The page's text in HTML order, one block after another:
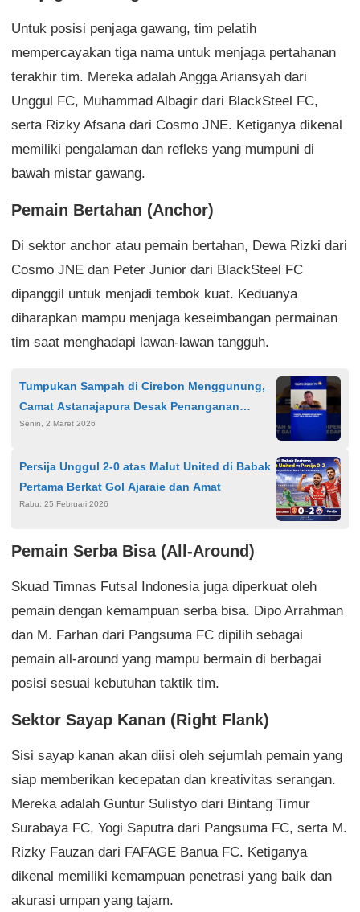
Untuk posisi penjaga gawang, tim pelatih
mempercayakan tiga nama untuk menjaga pertahanan
terakhir tim. Mereka adalah Angga Ariansyah dari
Unggul FC, Muhammad Albagir dari BlackSteel FC,
serta Rizky Afsana dari Cosmo JNE. Ketiganya dikenal
memiliki pengalaman dan refleks yang mumpuni di
bawah mistar gawang.
Pemain Bertahan (Anchor)
Di sektor anchor atau pemain bertahan, Dewa Rizki dari
Cosmo JNE dan Peter Junior dari BlackSteel FC
dipanggil untuk menjadi tembok kuat. Keduanya
diharapkan mampu menjaga keseimbangan permainan
tim saat menghadapi lawan-lawan tangguh.
Tumpukan Sampah di Cirebon Menggunung,
Camat Astanajapura Desak Penanganan
Serius
Senin, 2 Maret 2026
Persija Unggul 2-0 atas Malut United di Babak
Pertama Berkat Gol Ajaraie dan Amat
Rabu, 25 Februari 2026
Pemain Serba Bisa (All-Around)
Skuad Timnas Futsal Indonesia juga diperkuat oleh
pemain dengan kemampuan serba bisa. Dipo Arrahman
dan M. Farhan dari Pangsuma FC dipilih sebagai
pemain all-around yang mampu bermain di berbagai
posisi sesuai kebutuhan taktik tim.
Sektor Sayap Kanan (Right Flank)
Sisi sayap kanan akan diisi oleh sejumlah pemain yang
siap memberikan kecepatan dan kreativitas serangan.
Mereka adalah Guntur Sulistyo dari Bintang Timur
Surabaya FC, Yogi Saputra dari Pangsuma FC, serta M.
Rizky Fauzan dari FAFAGE Banua FC. Ketiganya
dikenal memiliki kemampuan penetrasi yang baik dan
akurasi umpan yang tajam.